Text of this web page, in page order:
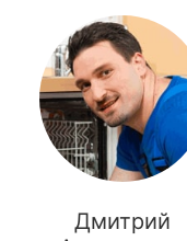
Дмитрий